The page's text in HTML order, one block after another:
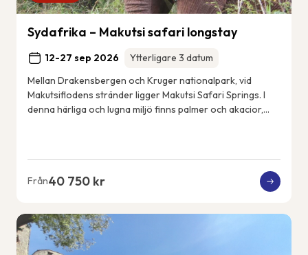
Sydafrika – Makutsi safari longstay
12-27 sep 2026
Ytterligare 3 datum
Mellan Drakensbergen och Kruger nationalpark, vid
Makutsiflodens stränder ligger Makutsi Safari Springs. I
denna härliga och lugna miljö finns palmer och akacior,
Från40 750 kr